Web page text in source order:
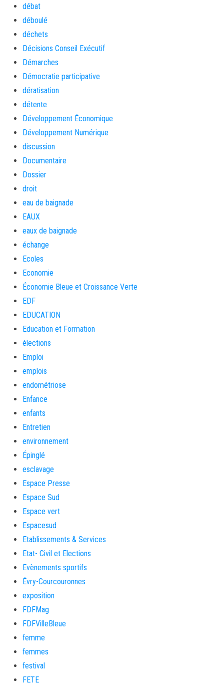
débat
déboulé
déchets
Décisions Conseil Exécutif
Démarches
Démocratie participative
dératisation
détente
Développement Économique
Développement Numérique
discussion
Documentaire
Dossier
droit
eau de baignade
EAUX
eaux de baignade
échange
Ecoles
Economie
Économie Bleue et Croissance Verte
EDF
EDUCATION
Education et Formation
élections
Emploi
emplois
endométriose
Enfance
enfants
Entretien
environnement
Épinglé
esclavage
Espace Presse
Espace Sud
Espace vert
Espacesud
Etablissements & Services
Etat- Civil et Elections
Evènements sportifs
Évry-Courcouronnes
exposition
FDFMag
FDFVilleBleue
femme
femmes
festival
FETE